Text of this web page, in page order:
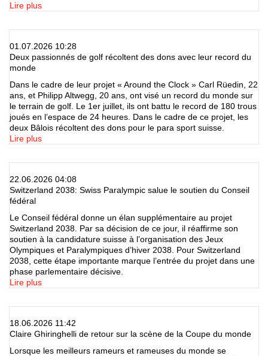
Lire plus
01.07.2026 10:28
Deux passionnés de golf récoltent des dons avec leur record du
monde
Dans le cadre de leur projet « Around the Clock » Carl Rüedin, 22
ans, et Philipp Altwegg, 20 ans, ont visé un record du monde sur
le terrain de golf. Le 1er juillet, ils ont battu le record de 180 trous
joués en l’espace de 24 heures. Dans le cadre de ce projet, les
deux Bâlois récoltent des dons pour le para sport suisse.
Lire plus
22.06.2026 04:08
Switzerland 2038: Swiss Paralympic salue le soutien du Conseil
fédéral
Le Conseil fédéral donne un élan supplémentaire au projet
Switzerland 2038. Par sa décision de ce jour, il réaffirme son
soutien à la candidature suisse à l’organisation des Jeux
Olympiques et Paralympiques d’hiver 2038. Pour Switzerland
2038, cette étape importante marque l’entrée du projet dans une
phase parlementaire décisive.
Lire plus
18.06.2026 11:42
Claire Ghiringhelli de retour sur la scène de la Coupe du monde
Lorsque les meilleurs rameurs et rameuses du monde se